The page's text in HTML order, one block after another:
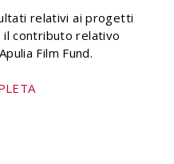
relativi ai progetti
il contributo relativo
Film Fund.